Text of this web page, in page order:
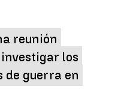
reunión
los
de guerra en